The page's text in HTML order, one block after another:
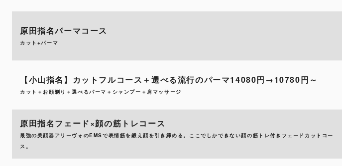
原田指名パーマコース
カット+パーマ
【小山指名】カットフルコース＋選べる流行のパーマ14080円→10780円～
カット＋お顔剃り＋選べるパーマ＋シャンプー＋肩マッサージ
原田指名フェード×顔の筋トレコース
最強の美顔器アリーヴォのEMSで表情筋を鍛え顔を引き締める。ここでしかできない顔の筋トレ付きフェードカットコー
ス。